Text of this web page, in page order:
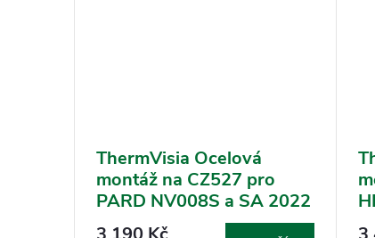
ThermVisia Ocelová
montáž na CZ527 pro
PARD NV008S a SA 2022